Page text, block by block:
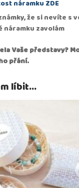
náramku ZDE
že si nevíte s
náramku zavolám
Vaše představy?
přání.
líbit…